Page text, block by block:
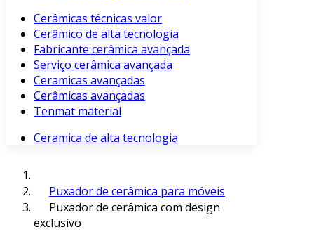
Cerâmicas técnicas valor
Cerâmico de alta tecnologia
Fabricante cerâmica avançada
Serviço cerâmica avançada
Ceramicas avançadas
Cerâmicas avançadas
Tenmat material
Ceramica de alta tecnologia
Puxador de cerâmica para móveis
Puxador de cerâmica com design
exclusivo